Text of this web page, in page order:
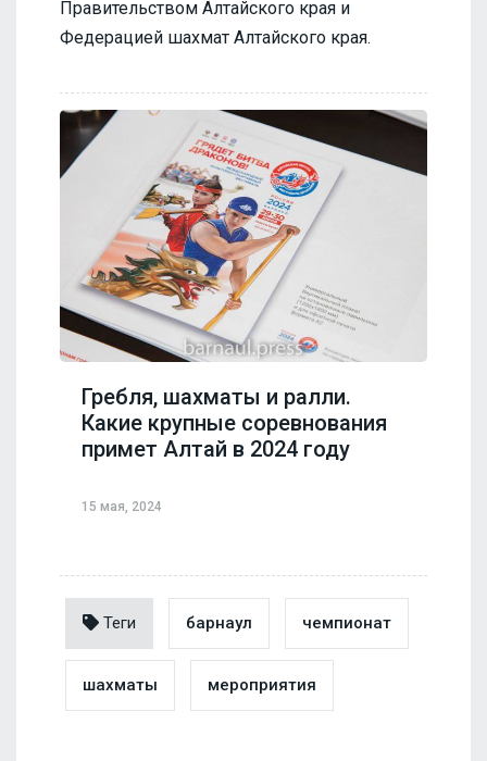
Правительством Алтайского края и
Федерацией шахмат Алтайского края.
Гребля, шахматы и ралли.
Какие крупные соревнования
примет Алтай в 2024 году
15 мая, 2024
Теги барнаул чемпионат
шахматы мероприятия